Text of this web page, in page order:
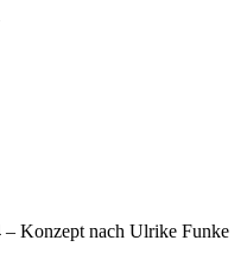
– Konzept nach Ulrike Funke